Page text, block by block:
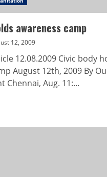
awareness camp
12, 2009
12.08.2009 Civic body
August 12th, 2009 By
Chennai, Aug. 11:...